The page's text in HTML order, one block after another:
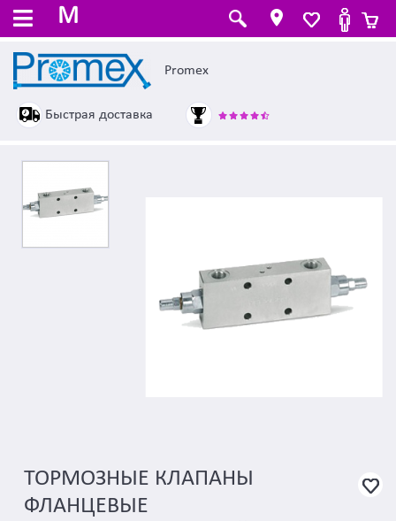
M
Promex
Быстрая доставка
ТОРМОЗНЫЕ КЛАПАНЫ
ФЛАНЦЕВЫЕ